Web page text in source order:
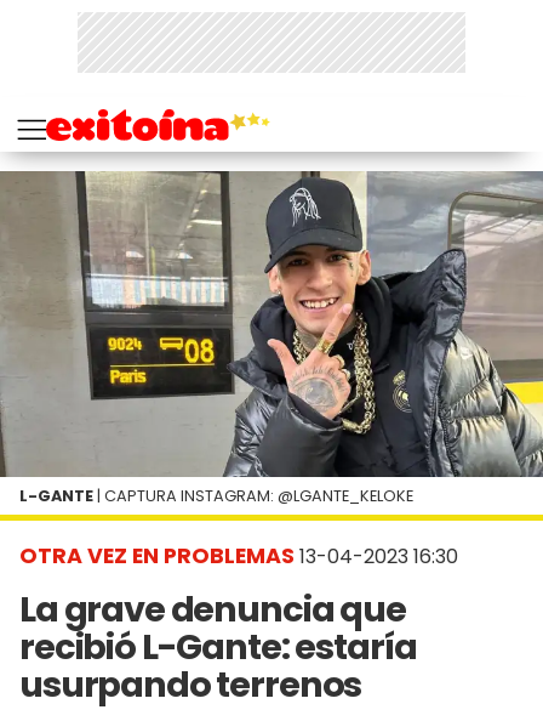
OTRA VEZ EN PROBLEMAS 13-04-2023 16:30
La grave denuncia que
recibió L-Gante: estaría
usurpando terrenos
L-GANTE | CAPTURA INSTAGRAM: @LGANTE_KELOKE